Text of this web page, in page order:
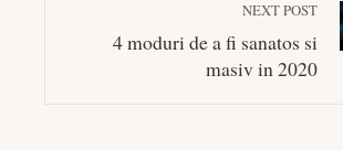
NEXT POST
4 moduri de a fi sanatos si
masiv in 2020